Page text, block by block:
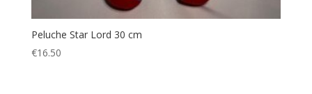
Peluche Star Lord 30 cm
€16.50